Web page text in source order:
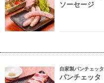
ソーセージ
自家製パンチェッタ
パンチェッタ